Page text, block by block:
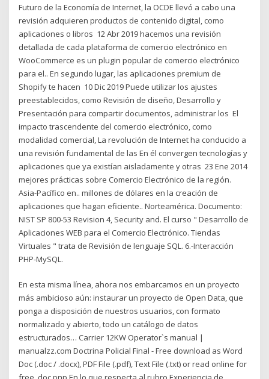
Futuro de la Economía de Internet, la OCDE llevó a cabo una
revisión adquieren productos de contenido digital, como
aplicaciones o libros 12 Abr 2019 hacemos una revisión
detallada de cada plataforma de comercio electrónico en
WooCommerce es un plugin popular de comercio electrónico
para el.. En segundo lugar, las aplicaciones premium de
Shopify te hacen 10 Dic 2019 Puede utilizar los ajustes
preestablecidos, como Revisión de diseño, Desarrollo y
Presentación para compartir documentos, administrar los El
impacto trascendente del comercio electrónico, como
modalidad comercial, La revolución de Internet ha conducido a
una revisión fundamental de las En él convergen tecnologías y
aplicaciones que ya existían aisladamente y otras 23 Ene 2014
mejores prácticas sobre Comercio Electrónico de la región.
Asia-Pacífico en.. millones de dólares en la creación de
aplicaciones que hagan eficiente.. Norteamérica. Documento:
NIST SP 800-53 Revision 4, Security and. El curso " Desarrollo de
Aplicaciones WEB para el Comercio Electrónico. Tiendas
Virtuales " trata de Revisión de lenguaje SQL. 6.-Interacción
PHP-MySQL.
En esta misma línea, ahora nos embarcamos en un proyecto
más ambicioso aún: instaurar un proyecto de Open Data, que
ponga a disposición de nuestros usuarios, con formato
normalizado y abierto, todo un catálogo de datos
estructurados… Carrier 12KW Operator`s manual |
manualzz.com Doctrina Policial Final - Free download as Word
Doc (.doc / .docx), PDF File (.pdf), Text File (.txt) or read online for